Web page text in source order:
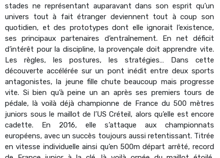
stades ne représentant auparavant dans son esprit qu’un
univers tout à fait étranger deviennent tout à coup son
quotidien, et des prototypes dont elle ignorait l’existence,
ses principaux partenaires d’entraînement. En net déficit
d’intérêt pour la discipline, la provençale doit apprendre vite.
Les règles, les postures, les stratégies… Dans cette
découverte accélérée sur un pont inédit entre deux sports
antagonistes, la jeune fille chute beaucoup mais progresse
vite. Si bien qu’à peine un an après ses premiers tours de
pédale, là voilà déjà championne de France du 500 mètres
juniors sous le maillot de l’US Créteil, alors qu’elle est encore
cadette. En 2016, elle s’attaque aux championnats
européens, avec un succès toujours aussi retentissant. Titrée
en vitesse individuelle ainsi qu’en 500m départ arrêté, record